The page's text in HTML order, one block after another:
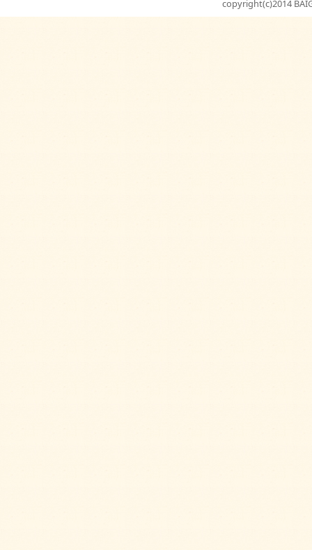
copyright(c)2014